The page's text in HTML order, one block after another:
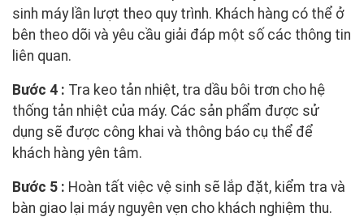
sinh máy lần lượt theo quy trình. Khách hàng có thể ở
bên theo dõi và yêu cầu giải đáp một số các thông tin
liên quan.
Bước 4 : Tra keo tản nhiệt, tra dầu bôi trơn cho hệ
thống tản nhiệt của máy. Các sản phẩm được sử
dụng sẽ được công khai và thông báo cụ thể để
khách hàng yên tâm.
Bước 5 : Hoàn tất việc vệ sinh sẽ lắp đặt, kiểm tra và
bàn giao lại máy nguyên vẹn cho khách nghiệm thu.